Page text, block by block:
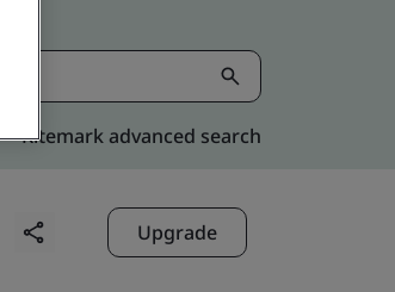
Kitemark advanced search
Upgrade